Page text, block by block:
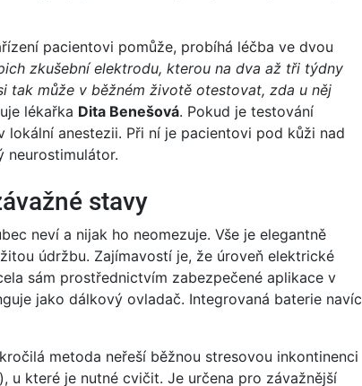
pacientovi pomůže, probíhá léčba ve dvou
zkušební elektrodu, kterou na dva až tři týdny
tak může v běžném životě otestovat, zda u něj
lékařka Dita Benešová. Pokud je testování
lokální anestezii. Při ní je pacientovi pod kůži nad
neurostimulátor.
stavy
neví a nijak ho neomezuje. Vše je elegantně
údržbu. Zajímavostí je, že úroveň elektrické
sám prostřednictvím zabezpečené aplikace v
jako dálkový ovladač. Integrovaná baterie navíc
metoda neřeší běžnou stresovou inkontinenci
u které je nutné cvičit. Je určena pro závažnější